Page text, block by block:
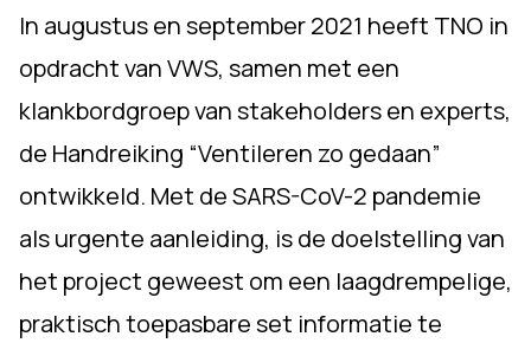
In augustus en september 2021 heeft TNO in
opdracht van VWS, samen met een
klankbordgroep van stakeholders en experts,
de Handreiking “Ventileren zo gedaan”
ontwikkeld. Met de SARS-CoV-2 pandemie
als urgente aanleiding, is de doelstelling van
het project geweest om een laagdrempelige,
praktisch toepasbare set informatie te